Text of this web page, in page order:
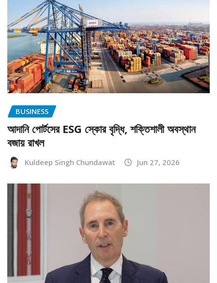
BUSINESS
আদানি পোর্টসের ESG স্কোর বৃদ্ধি, শক্তিশালী অবস্থান
বজায় রাখল
Kuldeep Singh Chundawat Jun 27, 2026